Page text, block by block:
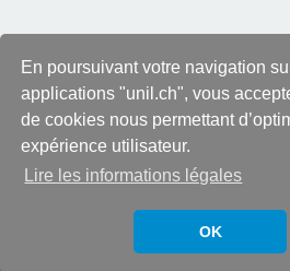
En poursuivant votre navigation
applications "unil.ch", vous
de cookies nous permettant
expérience utilisateur.
Lire les informations légales
OK
© UNIL | Université de Lausanne